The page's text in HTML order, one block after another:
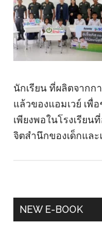
นักเรียน ที่ผลิตจาก
แล้วของแอมเวย์ เพื่
เพียงพอในโรงเรียน
จิตสำนึกของเด็กและ
Primary
NEW E-BOOK